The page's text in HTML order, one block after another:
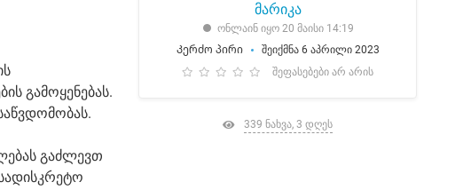
გამოყენებას.
გაძლევთ
მარიკა
ონლაინ იყო 20 მაისი 14:19
Კერძო პირი
შეიქმნა 6 აპრილი 2023
შეფასებები არ არის
339 ნახვა, 3 დღეს